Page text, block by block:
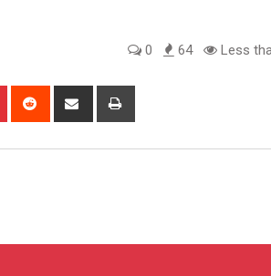
0 64 Less
Pinterest Reddit
Share